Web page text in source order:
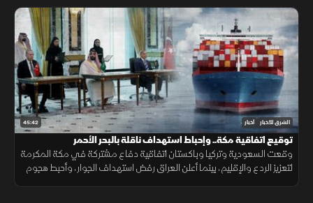
45:42 الشرق للأخبار أخبار
توقيع اتفاقية مكة.. وإحباط استهداف ناقلة بالبحر الأحمر
وقعت السعودية وتركيا وباكستان اتفاقية دفاع مشتركة في مكة المكرمة
لتعزيز الردع والإقليم، بينما أعلن العراق رفض استهداف الجوار، وأحبط هجوم